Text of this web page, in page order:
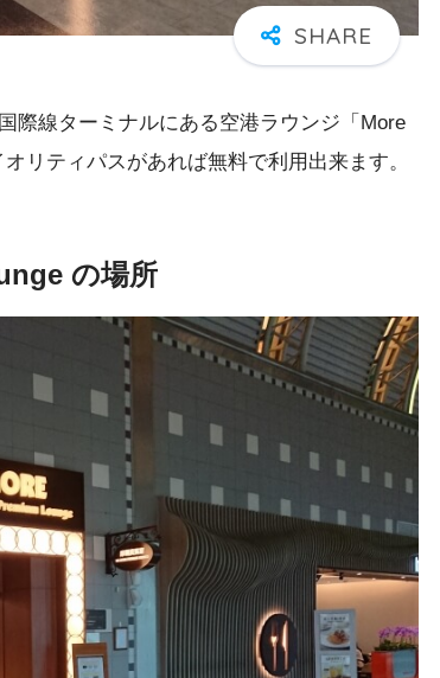
際線ターミナルにある空港ラウンジ「More
リティパスがあれば無料で利用出来ます。
の場所